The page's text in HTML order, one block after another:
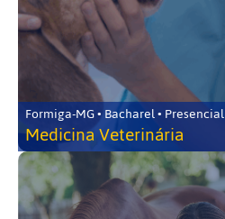
Formiga-MG • Bacharel • Presencial
Medicina Veterinária